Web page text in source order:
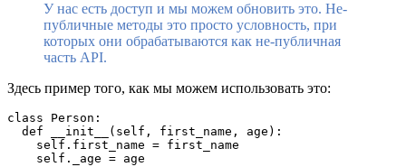
У нас есть доступ и мы можем обновить это. Не-
публичные методы это просто условность, при
которых они обрабатываются как не-публичная
часть API.
Здесь пример того, как мы можем использовать это:
class Person:
  def __init__(self, first_name, age):
    self.first_name = first_name
    self._age = age